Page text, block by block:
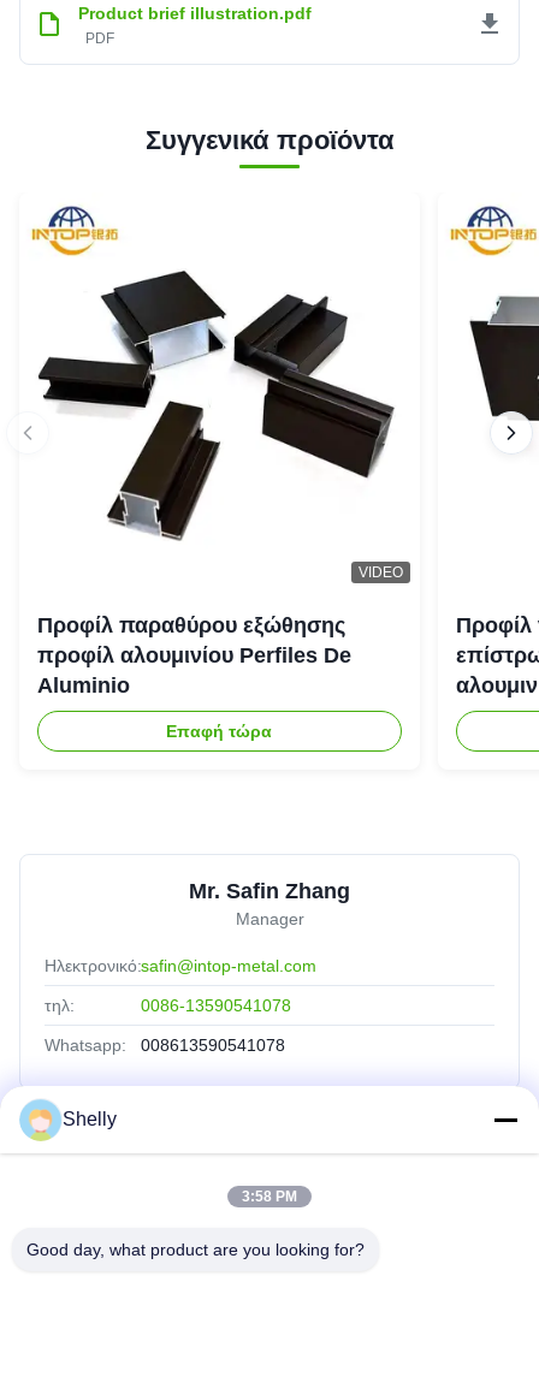
Product brief illustration.pdf
PDF
Συγγενικά προϊόντα
VIDEO
Προφίλ παραθύρου εξώθησης
προφίλ αλουμινίου Perfiles De
Aluminio
Επαφή τώρα
Προφίλ
Mr. Safin Zhang
Manager
Ηλεκτρονικό:safin@intop-metal.com
τηλ: 0086-13590541078
Whatsapp: 008613590541078
Γρήγορες Συνδέσεις
Αρχική Σελίδα
Σχετικά Με Εμάς
Shelly
3:58 PM
Good day, what product are you looking for?